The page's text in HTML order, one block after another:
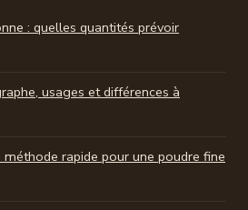
: quelles quantités prévoir
usages et différences à
rapide pour une poudre fine